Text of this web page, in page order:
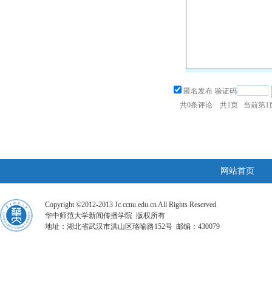
匿名发布 验证码
共0条评论 共1页 当前第1
网站首页
Copyright ©2012-2013 Jc.ccnu.edu.cn All Rights Reserved
华中师范大学新闻传播学院 版权所有
地址：湖北省武汉市洪山区珞喻路152号 邮编：430079